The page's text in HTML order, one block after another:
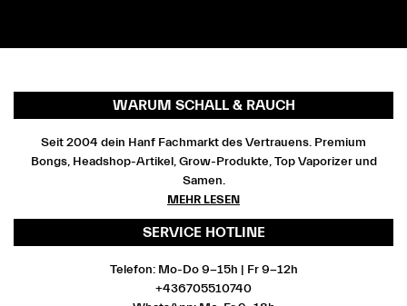
WARUM SCHALL & RAUCH
Seit 2004 dein Hanf Fachmarkt des Vertrauens. Premium
Bongs, Headshop-Artikel, Grow-Produkte, Top Vaporizer und
Samen.
MEHR LESEN
SERVICE HOTLINE
Telefon: Mo-Do 9-15h | Fr 9-12h
+436705510740